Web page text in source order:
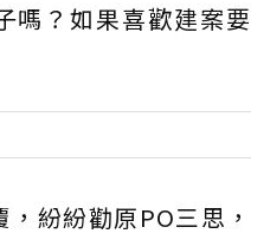
嗎？如果喜歡建案要
紛紛勸原PO三思，